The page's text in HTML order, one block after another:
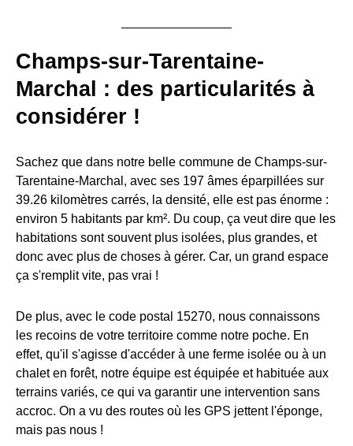
Champs-sur-Tarentaine-
Marchal : des particularités à
considérer !
Sachez que dans notre belle commune de Champs-sur-
Tarentaine-Marchal, avec ses 197 âmes éparpillées sur
39.26 kilomètres carrés, la densité, elle est pas énorme :
environ 5 habitants par km². Du coup, ça veut dire que les
habitations sont souvent plus isolées, plus grandes, et
donc avec plus de choses à gérer. Car, un grand espace
ça s'remplit vite, pas vrai !
De plus, avec le code postal 15270, nous connaissons
les recoins de votre territoire comme notre poche. En
effet, qu'il s'agisse d'accéder à une ferme isolée ou à un
chalet en forêt, notre équipe est équipée et habituée aux
terrains variés, ce qui va garantir une intervention sans
accroc. On a vu des routes où les GPS jettent l'éponge,
mais pas nous !